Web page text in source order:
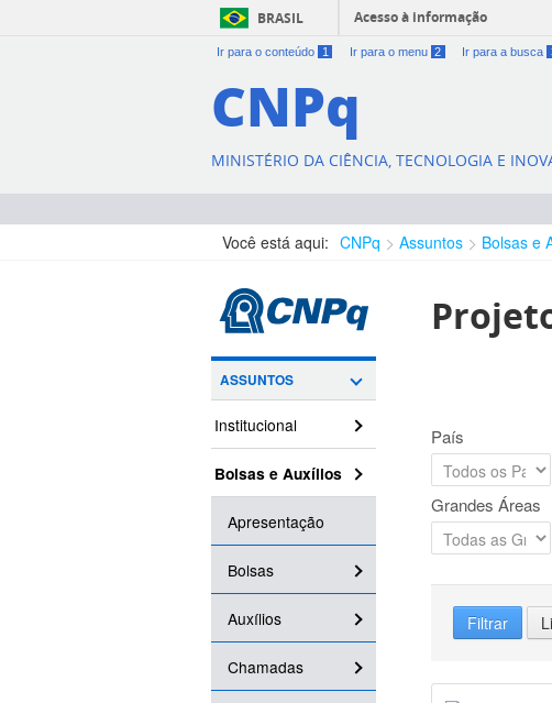
BRASIL Acesso à informação
Ir para o conteúdo 1 Ir para o menu 2 Ir para a busca
CNPq
MINISTÉRIO DA CIÊNCIA, TECNOLOGIA E
Você está aqui: CNPq Assuntos Bolsas e
ASSUNTOS
Institucional
Bolsas e Auxílios
Apresentação
Bolsas
Auxílios
Chamadas
País
Grandes Áreas
Filtrar